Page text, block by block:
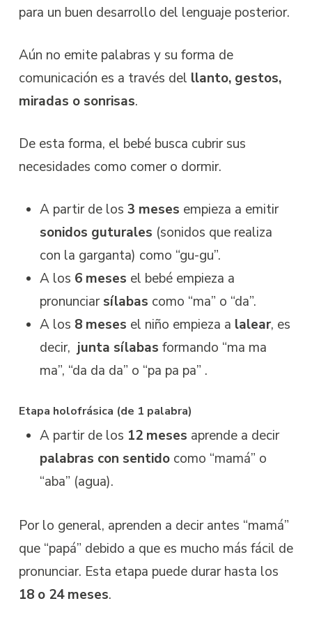
para un buen desarrollo del lenguaje posterior.
Aún no emite palabras y su forma de
comunicación es a través del llanto, gestos,
miradas o sonrisas.
De esta forma, el bebé busca cubrir sus
necesidades como comer o dormir.
A partir de los 3 meses empieza a emitir
sonidos guturales (sonidos que realiza
con la garganta) como “gu-gu”.
A los 6 meses el bebé empieza a
pronunciarsílabas como “ma” o “da”.
A los 8 meses el niño empieza a lalear, es
decir, junta sílabas formando “ma ma
ma”, “da da da” o “pa pa pa” .
Etapa holofrásica (de 1 palabra)
A partir de los 12 meses aprende a decir
palabras con sentidocomo “mamá” o
“aba” (agua).
Por lo general, aprenden a decir antes “mamá”
que “papá” debido a que es mucho más fácil de
pronunciar. Esta etapa puede durar hasta los
18 o 24 meses.